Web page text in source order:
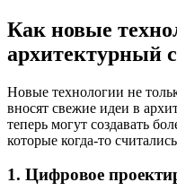
Как новые
архитектурный
Новые технологии не
вносят свежие идеи в
теперь могут создавать
которые когда-то
1. Цифровое